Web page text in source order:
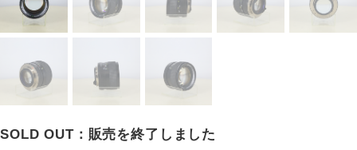
SOLD OUT：販売を終了しました